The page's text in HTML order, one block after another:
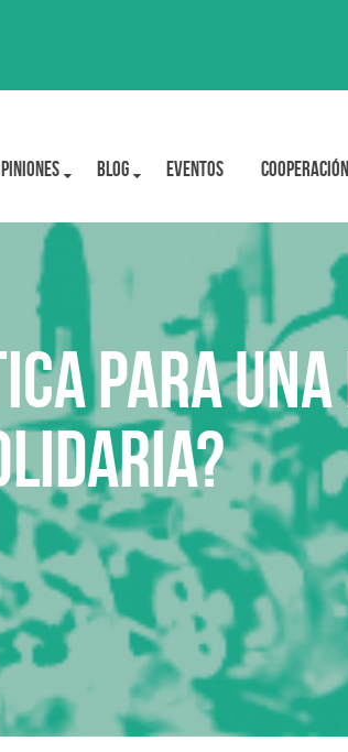
BLOG Eventos Cooperación
para